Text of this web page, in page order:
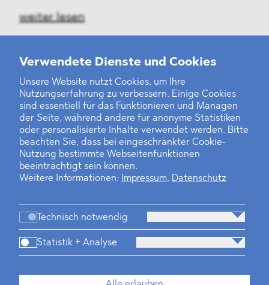
Verwendete Dienste und Cookies
Unsere Website nutzt Cookies, um Ihre
Nutzungserfahrung zu verbessern. Einige Cookies
sind essentiell für das Funktionieren und Managen
der Seite, während andere für anonyme Statistiken
oder personalisierte Inhalte verwendet werden. Bitte
beachten Sie, dass bei eingeschränkter Cookie-
Nutzung bestimmte Webseitenfunktionen
beeinträchtigt sein können.
Weitere Informationen:
Impressum, Datenschutz
Technisch notwendig
Statistik + Analyse
weiter lesen
‹123738 394041 4243 ...4647›